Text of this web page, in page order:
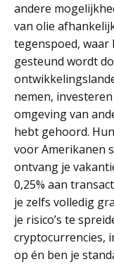
andere
van olie
tegenspoed,
gesteund wordt
nemen,
omgeving van
hebt gehoord.
voor Amerikanen
ontvang je
0,25% aan
je zelfs volledig
je risico’s te
cryptocurrencies,
op én ben je